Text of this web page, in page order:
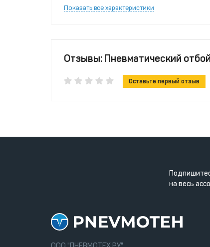
Показать все характеристики
Отзывы: Пневматический
Оставьте первый отзыв
на весь